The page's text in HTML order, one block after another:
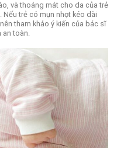
và thoáng mát cho da của trẻ
trẻ có mụn nhọt kéo dài
tham khảo ý kiến của bác sĩ
an toàn.